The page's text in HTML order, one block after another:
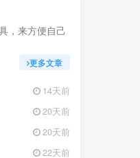
，来方便自己
更多文章
14天前
20天前
20天前
22天前